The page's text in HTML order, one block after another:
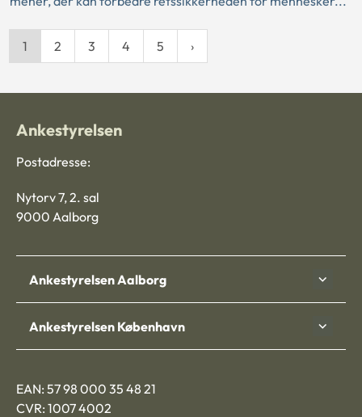
1 2 3 4 5
Ankestyrelsen
Postadresse:
Nytorv 7, 2. sal
9000 Aalborg
Ankestyrelsen Aalborg
Ankestyrelsen København
EAN: 57 98 000 35 48 21
CVR: 1007 4002